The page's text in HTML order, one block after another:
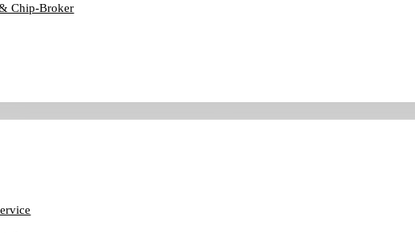
Chip-Broker